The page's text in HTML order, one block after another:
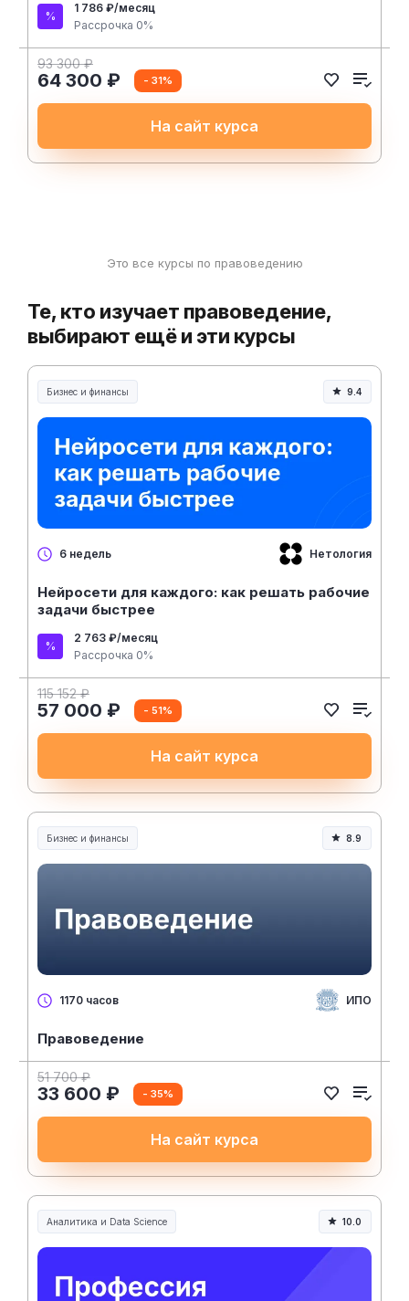
1 786 ₽/месяц
Рассрочка 0%
93 300 ₽
64 300 ₽ - 31%
На сайт курса
Это все курсы по правоведению
Те, кто изучает правоведение,
выбирают ещё и эти курсы
Бизнес и финансы 9.4
6 недель Нетология
Нейросети для каждого: как решать рабочие
задачи быстрее
2 763 ₽/месяц
Рассрочка 0%
115 152 ₽
57 000 ₽ - 51%
На сайт курса
Бизнес и финансы 8.9
1170 часов ИПО
Правоведение
51 700 ₽
33 600 ₽ - 35%
На сайт курса
Аналитика и Data Science 10.0